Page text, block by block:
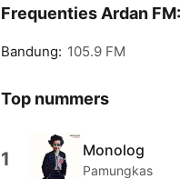
Frequenties Ardan FM:
Bandung: 105.9 FM
Top nummers
1 Monolog
Pamungkas